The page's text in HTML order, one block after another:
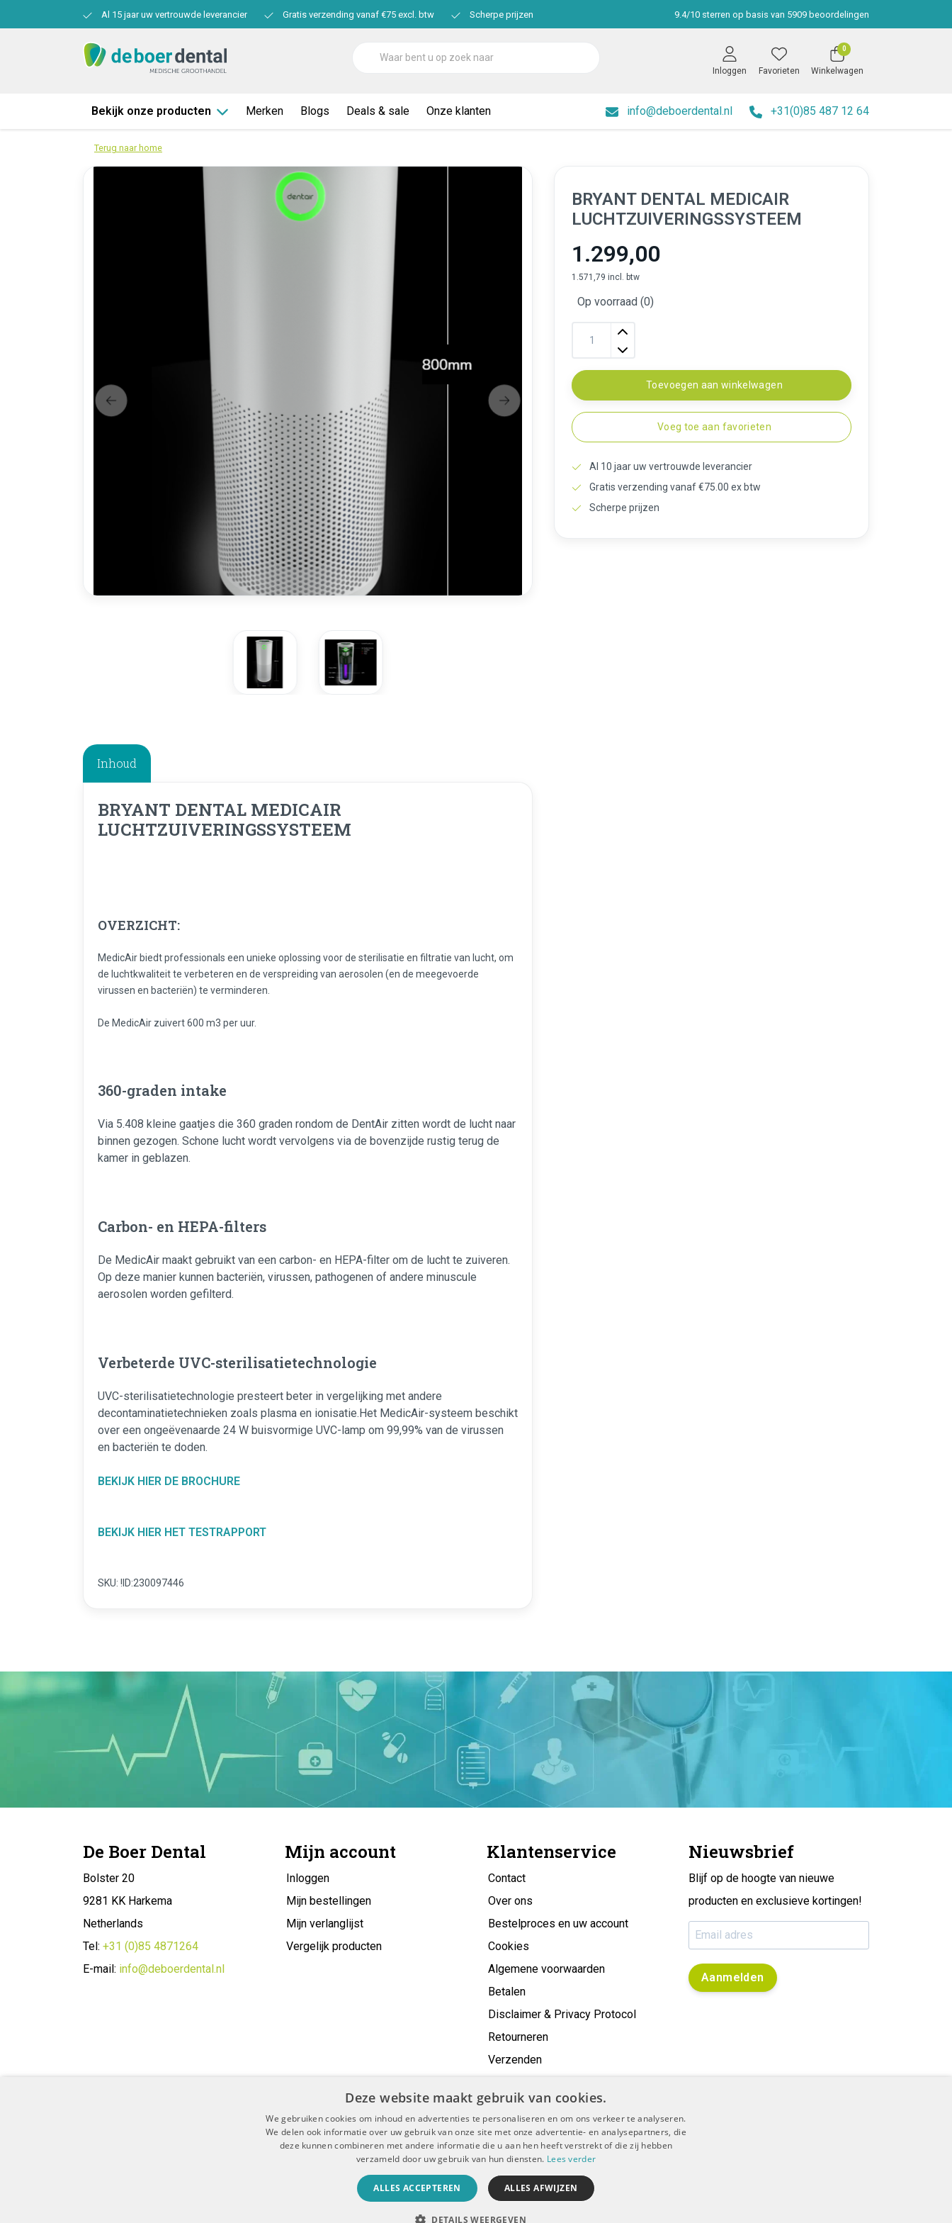
Al 15 jaar uw vertrouwde leverancier Gratis verzending vanaf €75 excl. btw Scherpe prijzen 9.4/10 sterren op basis van 5909 beoordelingen
Inloggen Favorieten
0
Winkelwagen
Bekijk onze producten Merken Blogs Deals & sale Onze klanten info@deboerdental.nl +31(0)85 487 12 64
Terug naar home
BRYANT DENTAL MEDICAIR
LUCHTZUIVERINGSSYSTEEM
1.299,00
1.571,79 incl. btw
Op voorraad (0)
Toevoegen aan winkelwagen
Voeg toe aan favorieten
Al 10 jaar uw vertrouwde leverancier
Gratis verzending vanaf €75.00 ex btw
Scherpe prijzen
Inhoud
BRYANT DENTAL MEDICAIR
LUCHTZUIVERINGSSYSTEEM
OVERZICHT:
MedicAir biedt professionals een unieke oplossing voor de sterilisatie en filtratie van lucht, om
de luchtkwaliteit te verbeteren en de verspreiding van aerosolen (en de meegevoerde
virussen en bacteriën) te verminderen.
De MedicAir zuivert 600 m3 per uur.
360-graden intake
Via 5.408 kleine gaatjes die 360 graden rondom de DentAir zitten wordt de lucht naar
binnen gezogen. Schone lucht wordt vervolgens via de bovenzijde rustig terug de
kamer in geblazen.
Carbon- en HEPA-filters
De MedicAir maakt gebruikt van een carbon- en HEPA-filter om de lucht te zuiveren.
Op deze manier kunnen bacteriën, virussen, pathogenen of andere minuscule
aerosolen worden gefilterd.
Verbeterde UVC-sterilisatietechnologie
UVC-sterilisatietechnologie presteert beter in vergelijking met andere
decontaminatietechnieken zoals plasma en ionisatie.Het MedicAir-systeem beschikt
over een ongeëvenaarde 24 W buisvormige UVC-lamp om 99,99% van de virussen
en bacteriën te doden.
BEKIJK HIER DE BROCHURE
BEKIJK HIER HET TESTRAPPORT
SKU: !ID:230097446
De Boer Dental
Bolster 20
9281 KK Harkema
Netherlands
Tel: +31 (0)85 4871264
E-mail: info@deboerdental.nl
Mijn account
Inloggen
Mijn bestellingen
Mijn verlanglijst
Vergelijk producten
Klantenservice
Contact
Over ons
Bestelproces en uw account
Cookies
Algemene voorwaarden
Betalen
Disclaimer & Privacy Protocol
Retourneren
Verzenden
Nieuwsbrief
Blijf op de hoogte van nieuwe
producten en exclusieve kortingen!
Aanmelden
Algemene voorwaarden Disclaimer & Privacy Protocol
© Copyright 2026 - De Boer Dental | Realisatie InStijl Media
Deze website maakt gebruik van cookies.
We gebruiken cookies om inhoud en advertenties te personaliseren en om ons verkeer te analyseren.
We delen ook informatie over uw gebruik van onze site met onze advertentie- en analysepartners, die
deze kunnen combineren met andere informatie die u aan hen heeft verstrekt of die zij hebben
verzameld door uw gebruik van hun diensten. Lees verder
ALLES ACCEPTEREN ALLES AFWIJZEN
DETAILS WEERGEVEN